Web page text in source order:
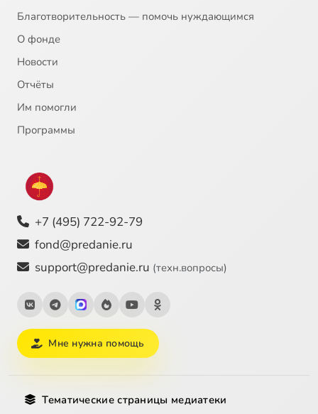
Благотворительность — помочь нуждающимся
О фонде
Новости
Отчёты
Им помогли
Программы
+7 (495) 722-92-79
fond@predanie.ru
support@predanie.ru (техн.вопросы)
Мне нужна помощь
Тематические страницы медиатеки